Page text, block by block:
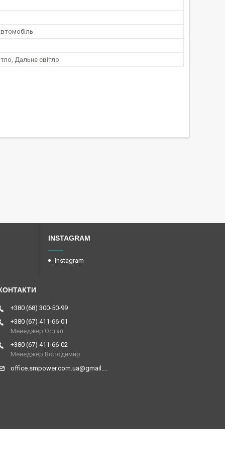
Дальнє світло
INSTAGRAM
Instagram
+380 (68) 300-50-99
+380 (67) 411-66-01
Менеджер Остап
+380 (67) 411-66-02
Менеджер Володимир